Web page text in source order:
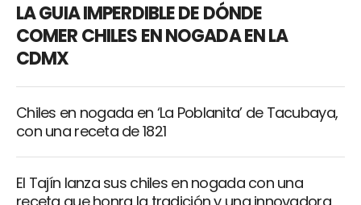
LA GUIA IMPERDIBLE DE DÓNDE
COMER CHILES EN NOGADA EN LA
CDMX
Chiles en nogada en ‘La Poblanita’ de Tacubaya,
con una receta de 1821
El Tajín lanza sus chiles en nogada con una